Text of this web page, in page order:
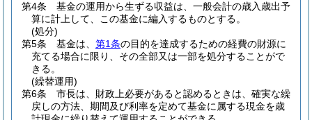
第4条
基金の運用から生ずる収益は、一般会計の歳入歳出予
算に計上して、この基金に編入するものとする。
(処分)
第5条
基金は、 第1条の目的を達成するための経費の財源に
充てる場合に限り、その全部又は一部を処分することがで
きる。
(繰替運用)
第6条
市長は、財政上必要があると認めるときは、確実な繰
戻しの方法、期間及び利率を定めて基金に属する現金を歳